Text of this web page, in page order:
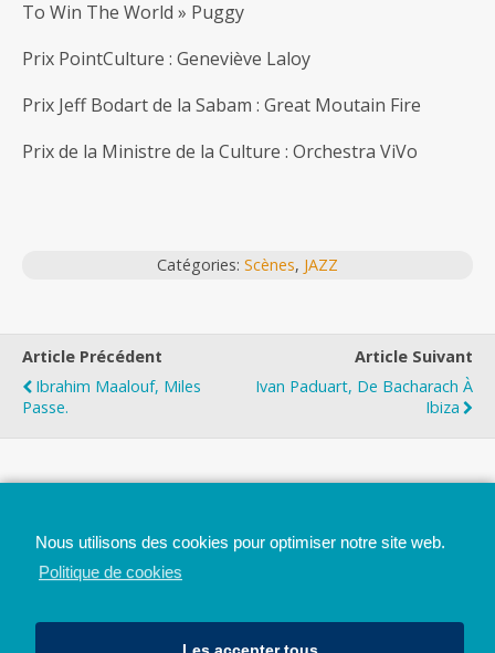
To Win The World » Puggy
Prix PointCulture : Geneviève Laloy
Prix Jeff Bodart de la Sabam : Great Moutain Fire
Prix de la Ministre de la Culture : Orchestra ViVo
Catégories: Scènes, JAZZ
Article Précédent
Ibrahim Maalouf, Miles
Passe.
Article Suivant
Ivan Paduart, De Bacharach À
Ibiza
Nous utilisons des cookies pour optimiser notre site web.
Politique de cookies